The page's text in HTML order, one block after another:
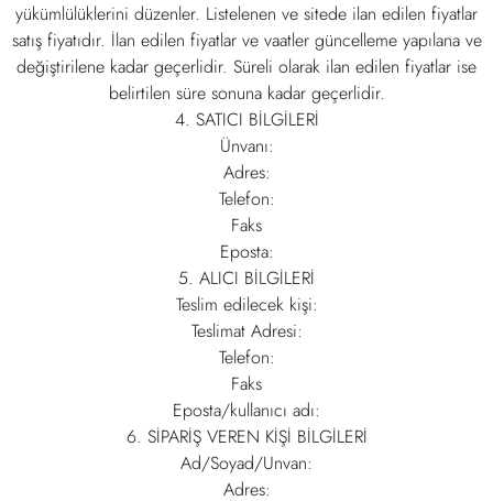
yükümlülüklerini düzenler. Listelenen ve sitede ilan edilen fiyatlar
satış fiyatıdır. İlan edilen fiyatlar ve vaatler güncelleme yapılana ve
değiştirilene kadar geçerlidir. Süreli olarak ilan edilen fiyatlar ise
belirtilen süre sonuna kadar geçerlidir.
4. SATICI BİLGİLERİ
Ünvanı:
Adres:
Telefon:
Faks
Eposta:
5. ALICI BİLGİLERİ
Teslim edilecek kişi:
Teslimat Adresi:
Telefon:
Faks
Eposta/kullanıcı adı:
6. SİPARİŞ VEREN KİŞİ BİLGİLERİ
Ad/Soyad/Unvan:
Adres: